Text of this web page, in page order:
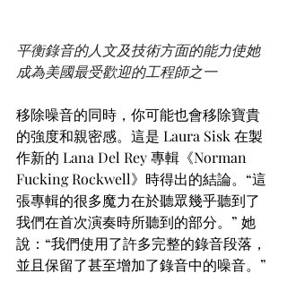
平衡錄音的人文及技術方面的能力使她
成為美國最受歡迎的工程師之一
移除噪音的同時，你可能也會移除寶貴
的強度和親密感。這是 Laura Sisk 在製
作新的 Lana Del Rey 專輯《Norman
Fucking Rockwell》時得出的結論。“這
張專輯的很多魔力在於聽眾幾乎聽到了
我們在首次演奏時所聽到的部分。” 她
說：“我們使用了許多完整的錄音段落，
並且保留了甚至增加了錄音中的噪音。”